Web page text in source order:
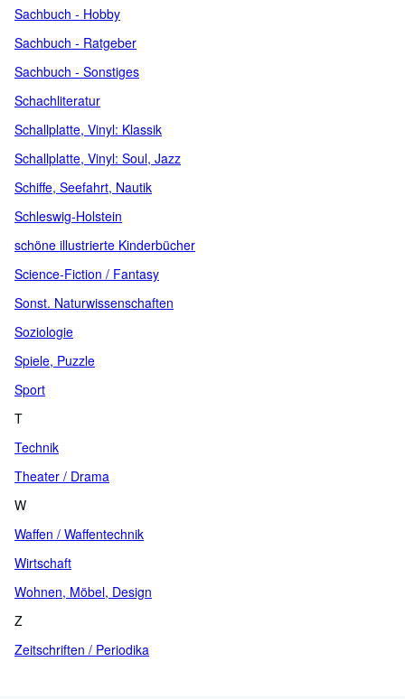
Sachbuch - Hobby
Sachbuch - Ratgeber
Sachbuch - Sonstiges
Schachliteratur
Schallplatte, Vinyl: Klassik
Schallplatte, Vinyl: Soul, Jazz
Schiffe, Seefahrt, Nautik
Schleswig-Holstein
schöne illustrierte Kinderbücher
Science-Fiction / Fantasy
Sonst. Naturwissenschaften
Soziologie
Spiele, Puzzle
Sport
T
Technik
Theater / Drama
W
Waffen / Waffentechnik
Wirtschaft
Wohnen, Möbel, Design
Z
Zeitschriften / Periodika